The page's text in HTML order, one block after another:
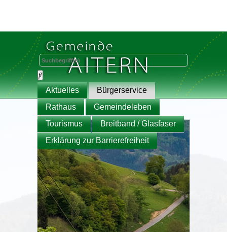
Aktuelles
Bürgerservice
Rathaus
Gemeindeleben
Tourismus
Breitband / Glasfaser
Erklärung zur Barrierefreiheit